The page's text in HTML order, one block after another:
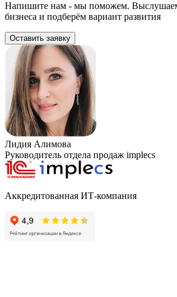
Напишите нам - мы поможем.
бизнеса и подберём вариант развития
Оставить заявку
Лидия Алимова
Руководитель отдела продаж implecs
Аккредитованная ИТ-компания